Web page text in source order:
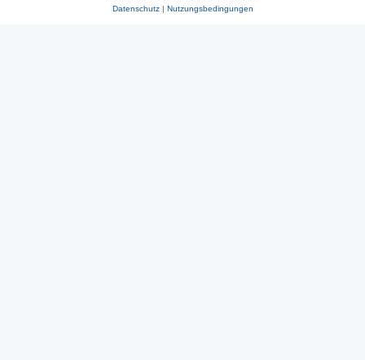
Datenschutz| Nutzungsbedingungen